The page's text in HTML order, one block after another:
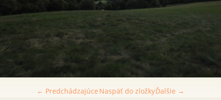
← Predchádzajúce Ďalšie →
Naspäť do zložky